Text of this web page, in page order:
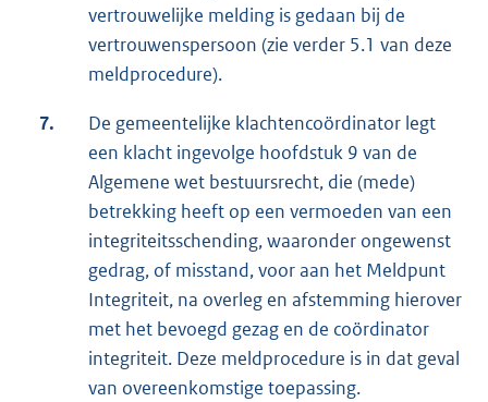
vertrouwelijke melding is gedaan bij de
vertrouwenspersoon (zie verder 5.1 van deze
meldprocedure).
7.
De gemeentelijke klachtencoördinator legt
een klacht ingevolge hoofdstuk 9 van de
Algemene wet bestuursrecht, die (mede)
betrekking heeft op een vermoeden van een
integriteitsschending, waaronder ongewenst
gedrag, of misstand, voor aan het Meldpunt
Integriteit, na overleg en afstemming hierover
met het bevoegd gezag en de coördinator
integriteit. Deze meldprocedure is in dat geval
van overeenkomstige toepassing.